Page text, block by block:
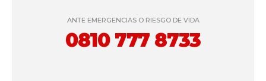
ANTE EMERGENCIAS O RIESGO DE VIDA
0810 777 8733